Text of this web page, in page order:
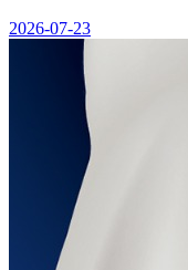
2026-07-23